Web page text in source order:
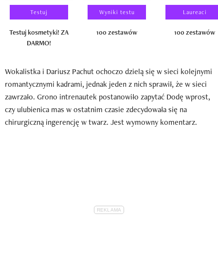
Testuj
Testuj kosmetyki! ZA
DARMO!
Wyniki testu
100 zestawów
Laureaci
100 zestawów
Wokalistka i Dariusz Pachut ochoczo dzielą się w sieci kolejnymi
romantycznymi kadrami, jednak jeden z nich sprawił, że w sieci
zawrzało. Grono intrenautek postanowiło zapytać Dodę wprost,
czy ulubienica mas w ostatnim czasie zdecydowała się na
chirurgiczną ingerencję w twarz. Jest wymowny komentarz.